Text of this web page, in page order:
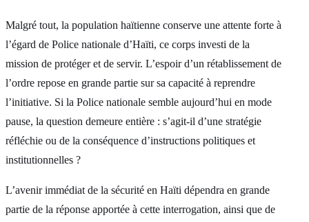
Malgré tout, la population haïtienne conserve une attente forte à
l’égard de Police nationale d’Haïti, ce corps investi de la
mission de protéger et de servir. L’espoir d’un rétablissement de
l’ordre repose en grande partie sur sa capacité à reprendre
l’initiative. Si la Police nationale semble aujourd’hui en mode
pause, la question demeure entière : s’agit-il d’une stratégie
réfléchie ou de la conséquence d’instructions politiques et
institutionnelles ?
L’avenir immédiat de la sécurité en Haïti dépendra en grande
partie de la réponse apportée à cette interrogation, ainsi que de